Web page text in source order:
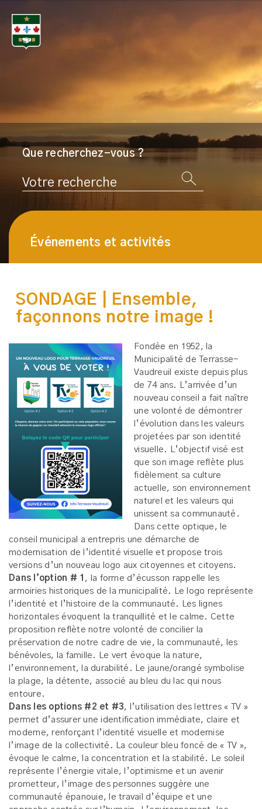
SONDAGE | Ensemble,
façonnons notre image !
Que recherchez-vous ?
Rechercher
Événements et activités
Fondée en 1952, la
Municipalité de Terrasse-
Vaudreuil existe depuis plus
de 74 ans. L’arrivée d’un
nouveau conseil a fait naître
une volonté de démontrer
l’évolution dans les valeurs
projetées par son identité
visuelle. L’objectif visé est
que son image reflète plus
fidèlement sa culture
actuelle, son environnement
naturel et les valeurs qui
unissent sa communauté.
Dans cette optique, le
conseil municipal a entrepris une démarche de
modernisation de l’identité visuelle et propose trois
versions d’un nouveau logo aux citoyennes et citoyens.
Dans l’option # 1 , la forme d’écusson rappelle les
armoiries historiques de la municipalité. Le logo représente
l’identité et l’histoire de la communauté. Les lignes
horizontales évoquent la tranquillité et le calme. Cette
proposition reflète notre volonté de concilier la
préservation de notre cadre de vie, la communauté, les
bénévoles, la famille. Le vert évoque la nature,
l’environnement, la durabilité. Le jaune/orangé symbolise
la plage, la détente, associé au bleu du lac qui nous
entoure.
Dans les options #2 et #3, l’utilisation des lettres « TV »
permet d’assurer une identification immédiate, claire et
moderne, renforçant l’identité visuelle et modernise
l’image de la collectivité. La couleur bleu foncé de « TV »,
évoque le calme, la concentration et la stabilité. Le soleil
représente l’énergie vitale, l’optimisme et un avenir
prometteur, l’image des personnes suggère une
communauté épanouie, le travail d’équipe et une